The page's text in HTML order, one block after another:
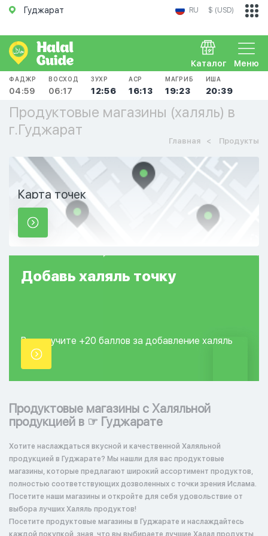
Гуджарат RU $ (USD)
Меню
Каталог
ФАДЖР
04:59
ВОСХОД
06:17
ЗУХР
12:56
АСР
16:13
МАГРИБ
19:23
ИША
20:39
Продуктовые магазины (халяль) в
г.Гуджарат
Главная Продукты
Карта точек
Добавь халяль точку
Вы получите +20 баллов за добавление халяль
точки.
Продуктовые магазины с Халяльной
продукцией в ☞ Гуджарате
Хотите наслаждаться вкусной и качественной Халяльной
продукцией в Гуджарате? Мы нашли для вас продуктовые
магазины, которые предлагают широкий ассортимент продуктов,
полностью соответствующих дозволенных с точки зрения Ислама.
Посетите наши магазины и откройте для себя удовольствие от
выбора лучших Халяль продуктов!
Посетите продуктовые магазины в Гуджарате и наслаждайтесь
каждой покупкой, зная, что вы выбираете лучшие Халал продукты